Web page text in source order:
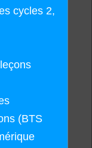
cycles 2,
(BTS